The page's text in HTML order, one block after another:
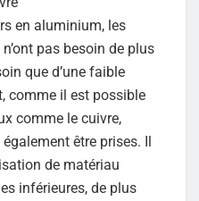
en aluminium, les
pas besoin de plus
que d’une faible
comme il est possible
comme le cuivre,
être prises. Il
de matériau
inférieures, de plus